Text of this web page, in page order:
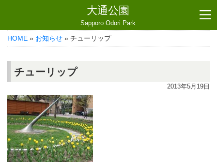
大通公園
Sapporo Odori Park
HOME » お知らせ » チューリップ
チューリップ
2013年5月19日